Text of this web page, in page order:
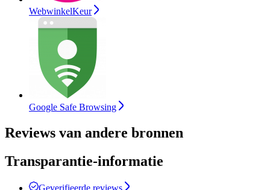
WebwinkelKeur
Google Safe Browsing
Reviews van andere bronnen
Transparantie-informatie
Geverifieerde reviews